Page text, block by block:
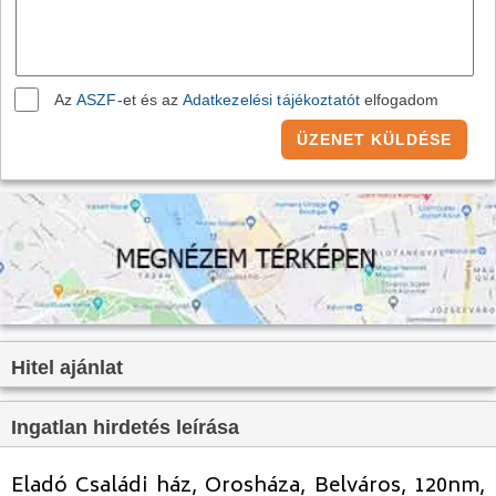
Gáz:
Van
Az ASZF-et és az Adatkezelési tájékoztatót elfogadom
ÜZENET KÜLDÉSE
Hitel ajánlat
Ingatlan hirdetés leírása
Eladó Családi ház, Orosháza, Belváros, 120nm,